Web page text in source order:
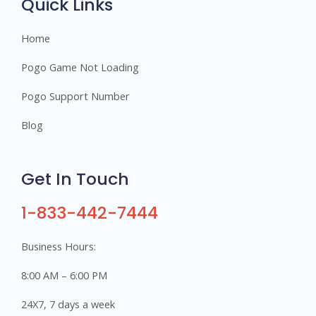
Home
Pogo Game Not Loading
Pogo Support Number
Blog
Get In Touch
1-833-442-7444
Business Hours:
8:00 AM – 6:00 PM
24X7, 7 days a week